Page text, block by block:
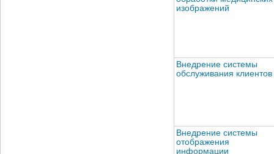
изображений
Внедрение системы
обслуживания клиентов
Внедрение системы
отображения
информации